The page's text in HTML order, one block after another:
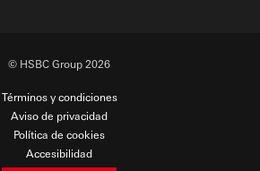
© HSBC Group 2026
Términos y condiciones
Aviso de privacidad
Política de cookies
Accesibilidad